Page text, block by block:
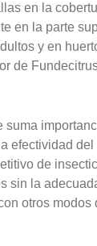
en la
en la parte
y en
de
suma
efectividad
de
sin la
otros modos